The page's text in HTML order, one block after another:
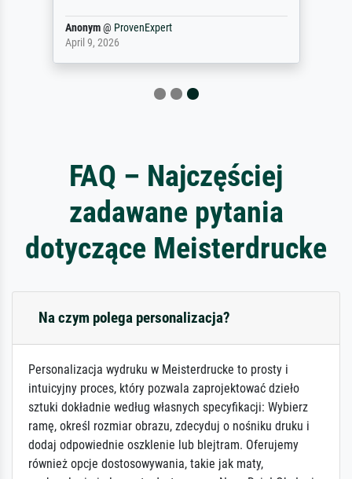
Anonym@ ProvenExpert
April 9, 2026
FAQ – Najczęściej
zadawane pytania
dotyczące Meisterdrucke
Na czym polega personalizacja?
Personalizacja wydruku w Meisterdrucke to prosty i
intuicyjny proces, który pozwala zaprojektować dzieło
sztuki dokładnie według własnych specyfikacji: Wybierz
ramę, określ rozmiar obrazu, zdecyduj o nośniku druku i
dodaj odpowiednie oszklenie lub blejtram. Oferujemy
również opcje dostosowywania, takie jak maty,